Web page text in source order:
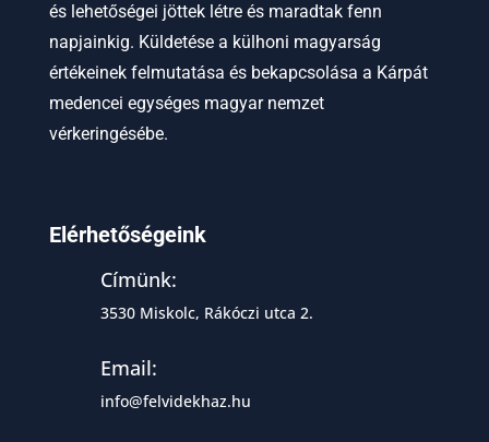
és lehetőségei jöttek létre és maradtak fenn
napjainkig. Küldetése a külhoni magyarság
értékeinek felmutatása és bekapcsolása a Kárpát
medencei egységes magyar nemzet
vérkeringésébe.
Elérhetőségeink
Címünk:
3530 Miskolc, Rákóczi utca 2.
Email:
info@felvidekhaz.hu